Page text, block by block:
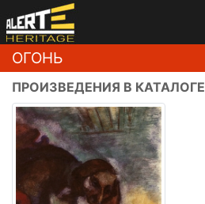
ОГОНЬ
ПРОИЗВЕДЕНИЯ В КАТАЛОГЕ